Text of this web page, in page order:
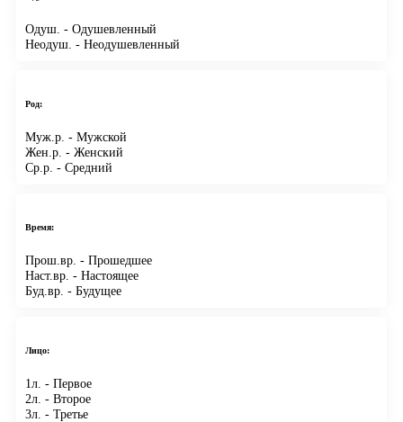
Одуш. - Одушевленный
Неодуш. - Неодушевленный
Род:
Муж.р. - Мужской
Жен.р. - Женский
Ср.р. - Средний
Время:
Прош.вр. - Прошедшее
Наст.вр. - Настоящее
Буд.вр. - Будущее
Лицо:
1л. - Первое
2л. - Второе
3л. - Третье